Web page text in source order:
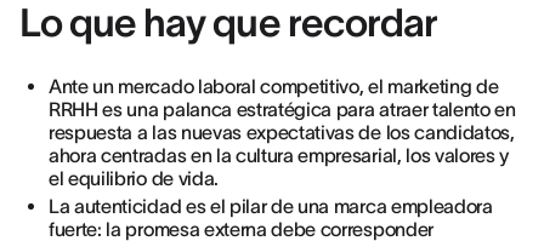
Lo que hay que recordar
Ante un mercado laboral competitivo, el marketing de
RRHH es una palanca estratégica para atraer talento en
respuesta a las nuevas expectativas de los candidatos,
ahora centradas en la cultura empresarial, los valores y
el equilibrio de vida.
La autenticidad es el pilar de una marca empleadora
fuerte: la promesa externa debe corresponder